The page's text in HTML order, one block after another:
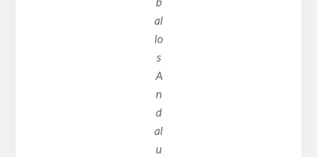
al
lo
s
A
n
d
al
u